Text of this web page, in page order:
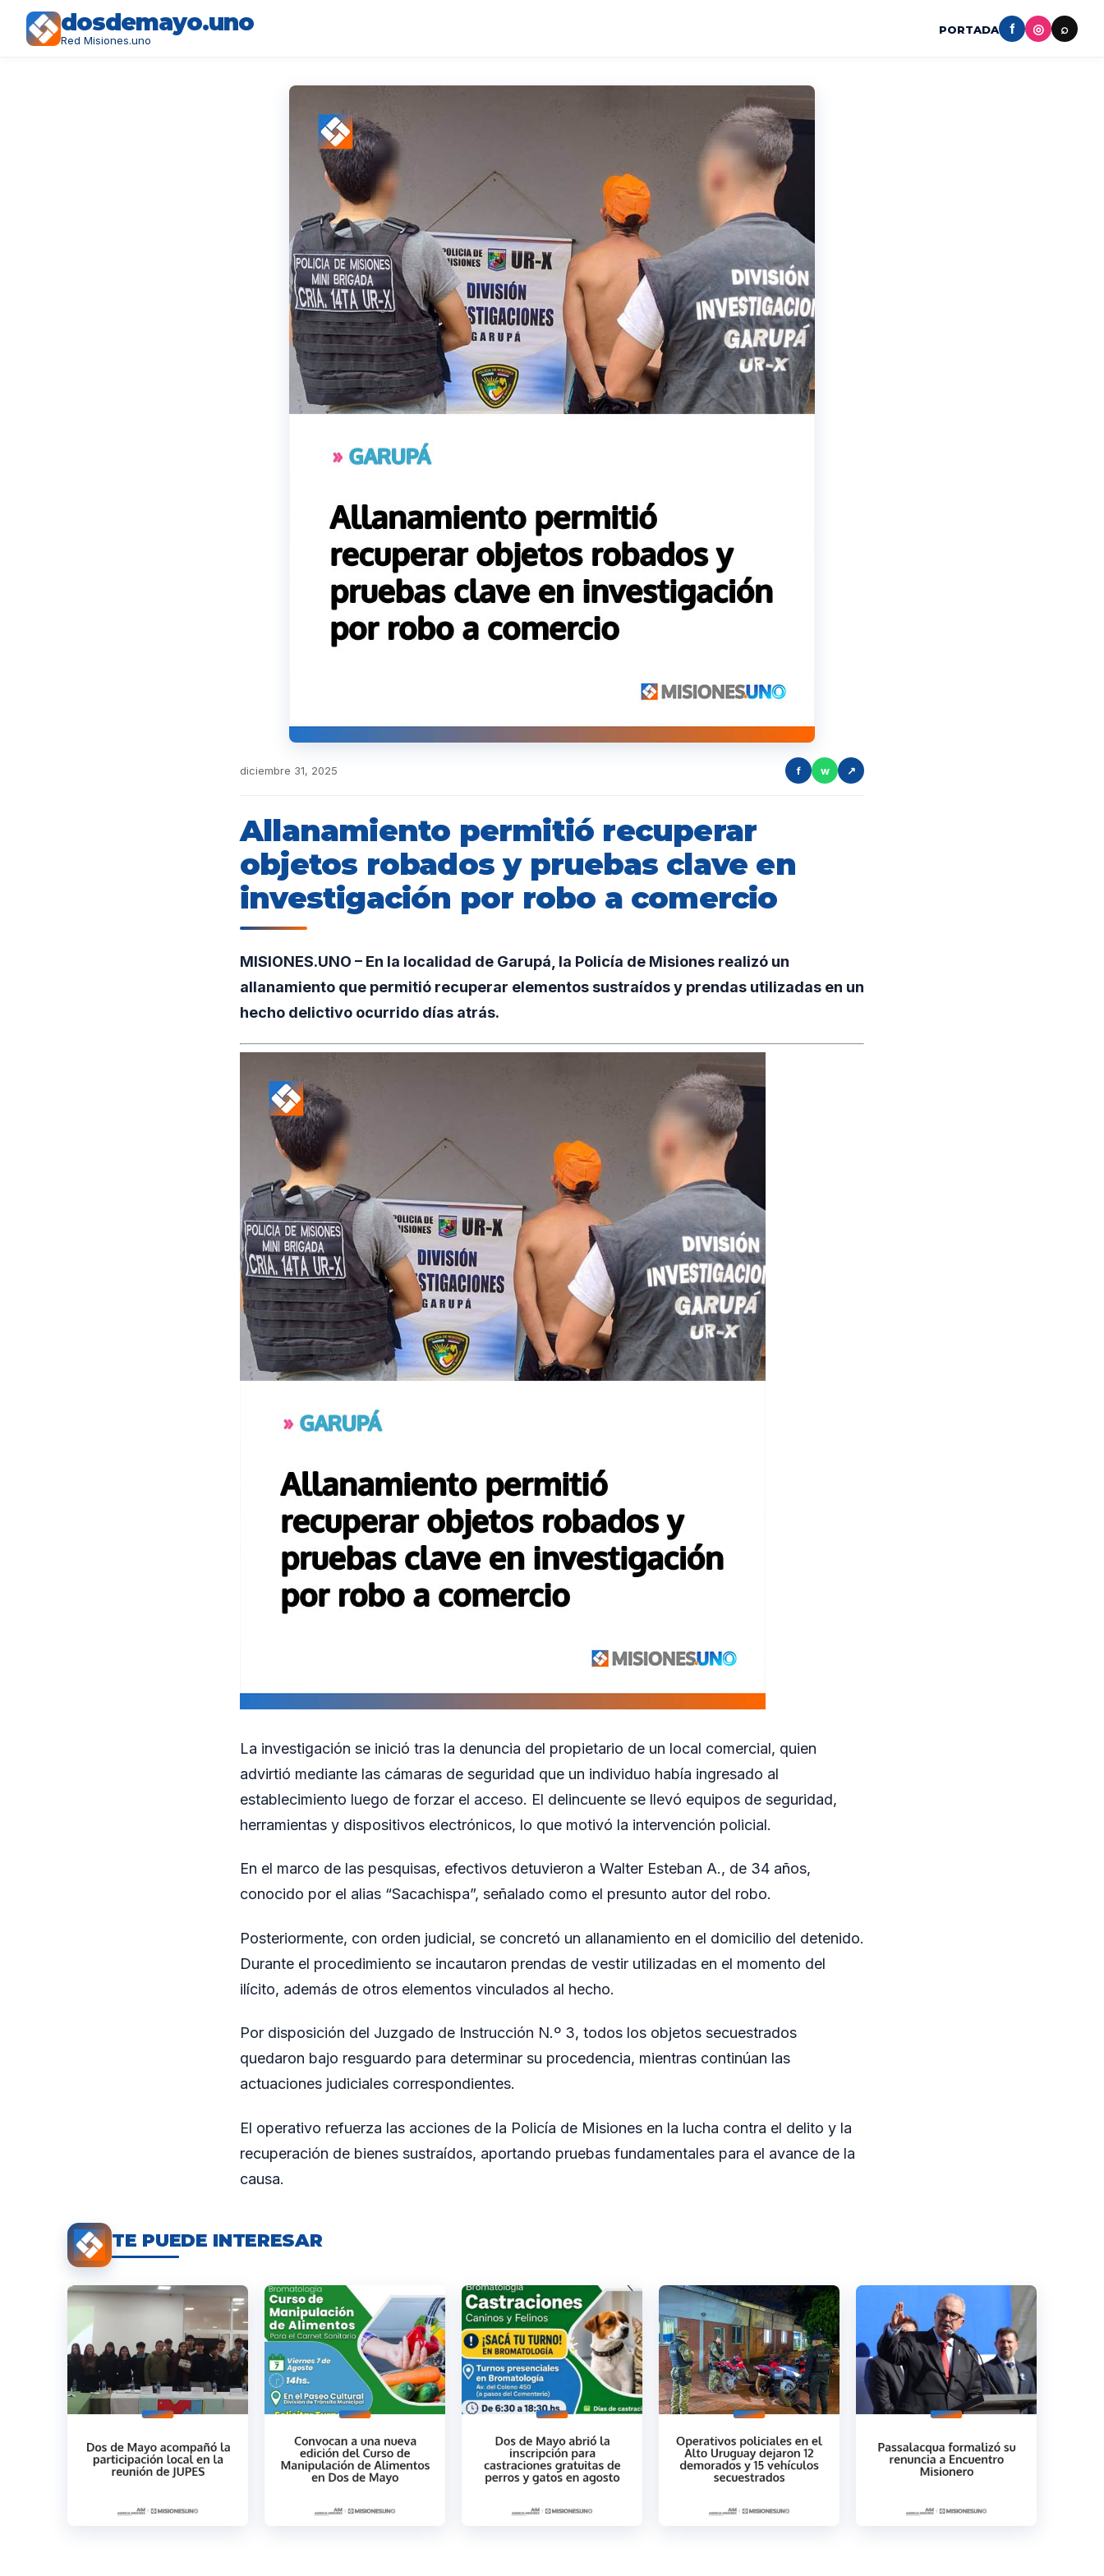
dosdemayo.uno
Red Misiones.uno
PORTADA f ◎ ⌕
diciembre 31, 2025 f w ↗
Allanamiento permitió recuperar
objetos robados y pruebas clave en
investigación por robo a comercio
MISIONES.UNO – En la localidad de Garupá, la Policía de Misiones realizó un
allanamiento que permitió recuperar elementos sustraídos y prendas utilizadas en un
hecho delictivo ocurrido días atrás.
La investigación se inició tras la denuncia del propietario de un local comercial, quien
advirtió mediante las cámaras de seguridad que un individuo había ingresado al
establecimiento luego de forzar el acceso. El delincuente se llevó equipos de seguridad,
herramientas y dispositivos electrónicos, lo que motivó la intervención policial.
En el marco de las pesquisas, efectivos detuvieron a Walter Esteban A., de 34 años,
conocido por el alias “Sacachispa”, señalado como el presunto autor del robo.
Posteriormente, con orden judicial, se concretó un allanamiento en el domicilio del detenido.
Durante el procedimiento se incautaron prendas de vestir utilizadas en el momento del
ilícito, además de otros elementos vinculados al hecho.
Por disposición del Juzgado de Instrucción N.º 3, todos los objetos secuestrados
quedaron bajo resguardo para determinar su procedencia, mientras continúan las
actuaciones judiciales correspondientes.
El operativo refuerza las acciones de la Policía de Misiones en la lucha contra el delito y la
recuperación de bienes sustraídos, aportando pruebas fundamentales para el avance de la
causa.
TE PUEDE INTERESAR